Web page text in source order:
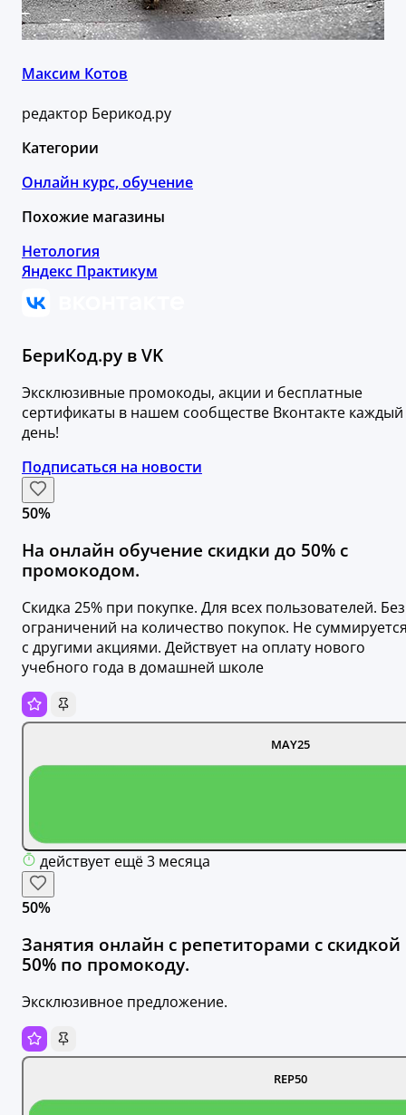
Максим Котов
редактор Берикод.ру
Категории
Онлайн курс, обучение
Похожие магазины
Нетология
Яндекс Практикум
БериКод.ру в VK
Эксклюзивные промокоды, акции и бесплатные
сертификаты в нашем сообществе Вконтакте каждый
день!
Подписаться на новости
50%
На онлайн обучение скидки до 50% с
промокодом.
Скидка 25% при покупке. Для всех пользователей. Без
ограничений на количество покупок. Не
с другими акциями. Действует на оплату нового
учебного года в домашней школе
MAY25
действует ещё 3 месяца
50%
Занятия онлайн с репетиторами с скидкой
50% по промокоду.
Эксклюзивное предложение.
REP50